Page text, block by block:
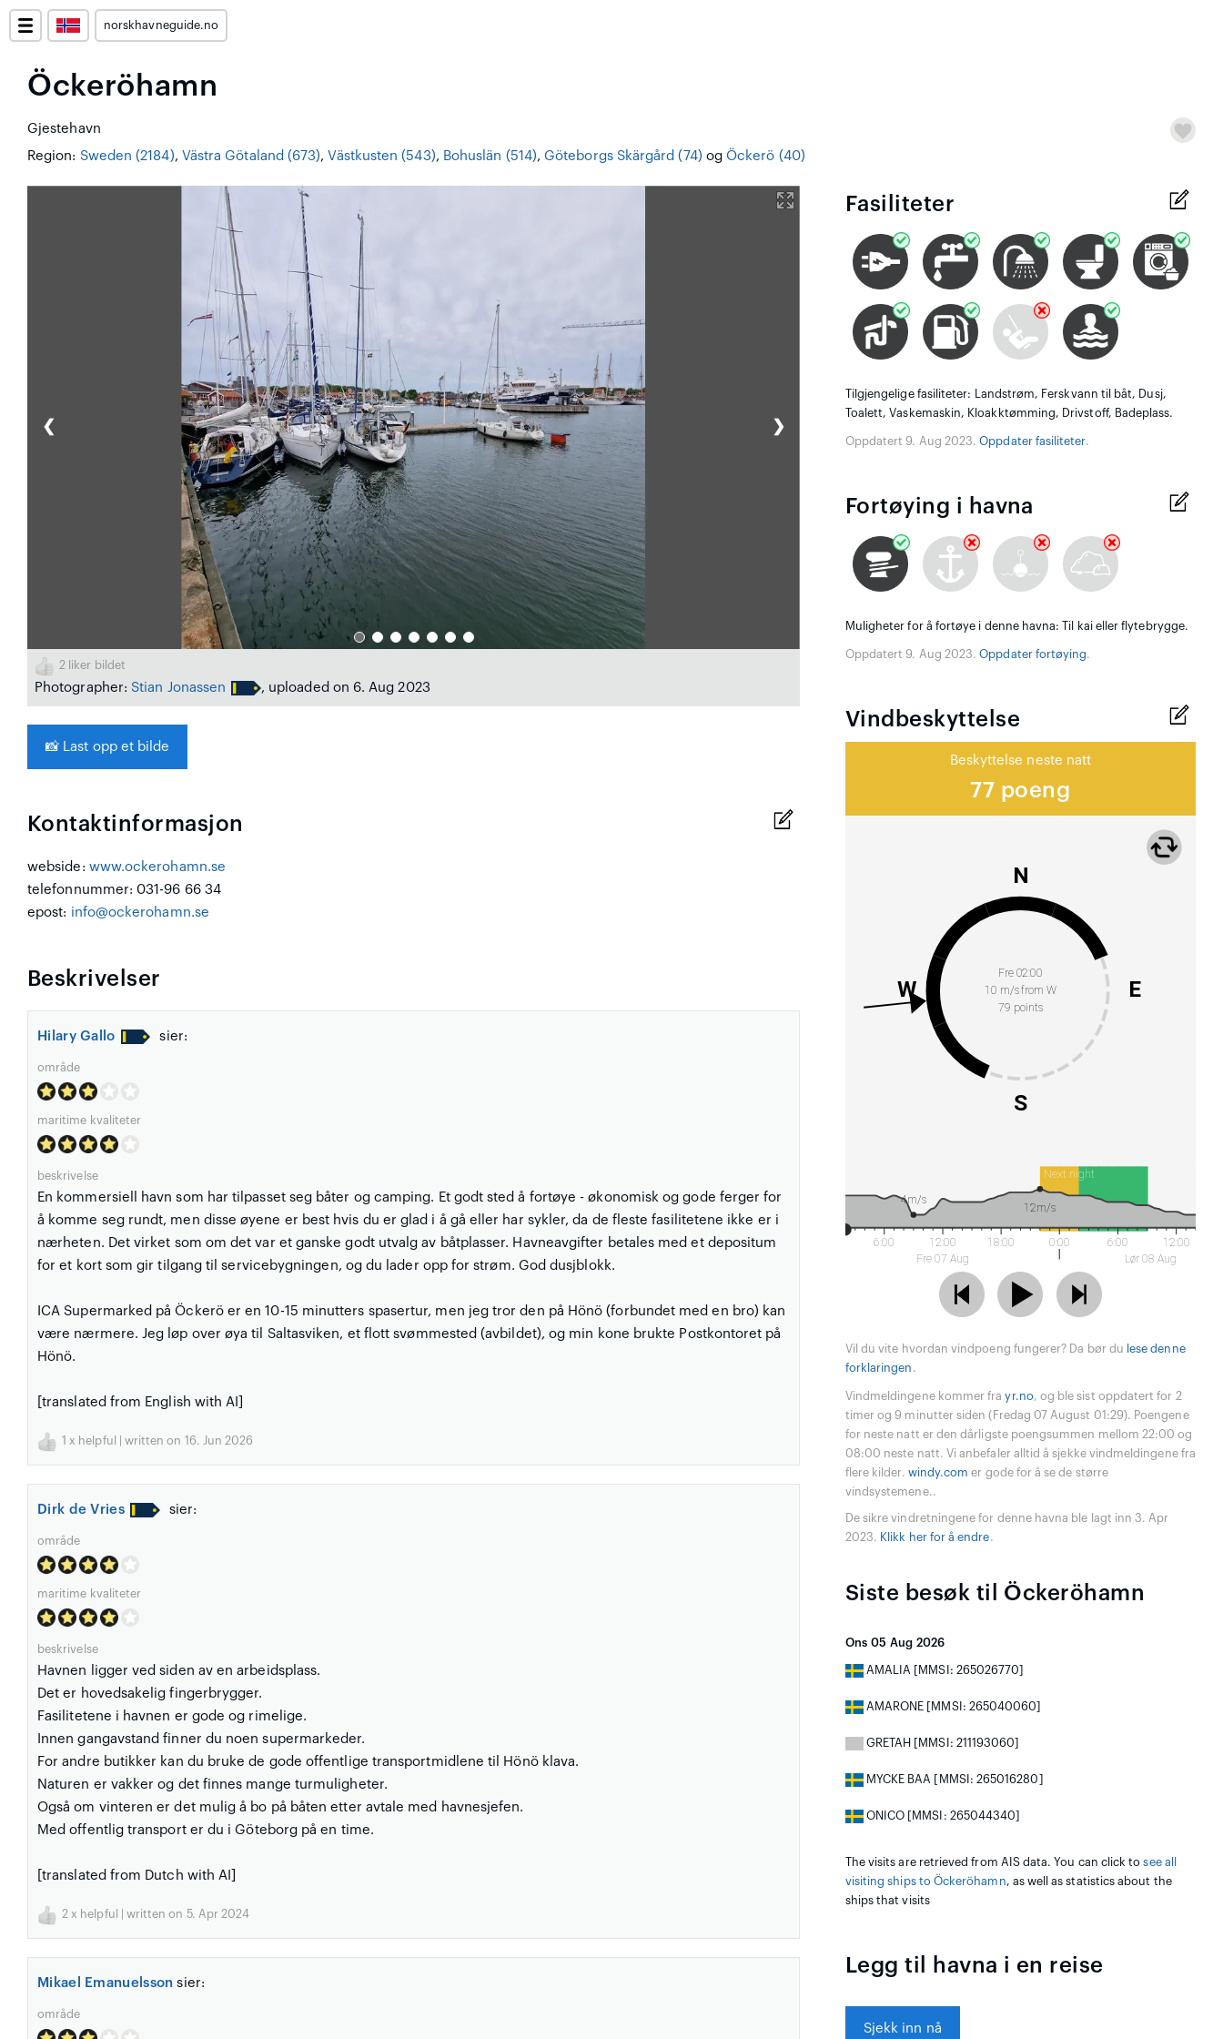
norskhavneguide.no
Öckeröhamn
Gjestehavn
Region: Sweden (2184), Västra Götaland (673), Västkusten (543), Bohuslän (514),Göteborgs Skärgård (74) ogÖckerö (40)
❮ ❯
2 liker bildet
Photographer: Stian Jonassen , uploaded on 6. Aug 2023
📸 Last opp et bilde
Kontaktinformasjon
webside: www.ockerohamn.se
telefonnummer: 031-96 66 34
epost: info@ockerohamn.se
Beskrivelser
Hilary Gallo sier:
område
maritime kvaliteter
beskrivelse
En kommersiell havn som har tilpasset seg båter og camping. Et godt sted å fortøye - økonomisk og gode ferger for
å komme seg rundt, men disse øyene er best hvis du er glad i å gå eller har sykler, da de fleste fasilitetene ikke er i
nærheten. Det virket som om det var et ganske godt utvalg av båtplasser. Havneavgifter betales med et depositum
for et kort som gir tilgang til servicebygningen, og du lader opp for strøm. God dusjblokk.
ICA Supermarked på Öckerö er en 10-15 minutters spasertur, men jeg tror den på Hönö (forbundet med en bro) kan
være nærmere. Jeg løp over øya til Saltasviken, et flott svømmested (avbildet), og min kone brukte Postkontoret på
Hönö.
[translated from English with AI]
1 x helpful | written on 16. Jun 2026
Dirk de Vries sier:
område
maritime kvaliteter
beskrivelse
Havnen ligger ved siden av en arbeidsplass.
Det er hovedsakelig fingerbrygger.
Fasilitetene i havnen er gode og rimelige.
Innen gangavstand finner du noen supermarkeder.
For andre butikker kan du bruke de gode offentlige transportmidlene til Hönö klava.
Naturen er vakker og det finnes mange turmuligheter.
Også om vinteren er det mulig å bo på båten etter avtale med havnesjefen.
Med offentlig transport er du i Göteborg på en time.
[translated from Dutch with AI]
2 x helpful | written on 5. Apr 2024
Mikael Emanuelsson sier:
område
Fasiliteter
Tilgjengelige fasiliteter: Landstrøm, Ferskvann til båt, Dusj,
Toalett, Vaskemaskin, Kloakktømming, Drivstoff, Badeplass.
Oppdatert 9. Aug 2023.Oppdater fasiliteter.
Fortøying i havna
Muligheter for å fortøye i denne havna: Til kai eller flytebrygge.
Oppdatert 9. Aug 2023.Oppdater fortøying.
Vindbeskyttelse
Beskyttelse neste natt
77 poeng
Fre 02:00
10 m/s from W
79 points
N
E
S
W
Next night
6:00
12:00
Fre 07 Aug
18:00 0:00 6:00
12:00
Lør 08 Aug
12m/s
4m/s
Vil du vite hvordan vindpoeng fungerer? Da bør du lese denne
forklaringen .
Vindmeldingene kommer frayr.no, og ble sist oppdatert for 2
timer og 9 minutter siden (Fredag 07 August 01:29). Poengene
for neste natt er den dårligste poengsummen mellom 22:00 og
08:00 neste natt. Vi anbefaler alltid å sjekke vindmeldingene fra
flere kilder. windy.com er gode for å se de større
vindsystemene..
De sikre vindretningene for denne havna ble lagt inn 3. Apr
2023. Klikk her for å endre.
Siste besøk til Öckeröhamn
Ons 05 Aug 2026
AMALIA [MMSI: 265026770]
AMARONE [MMSI: 265040060]
GRETAH [MMSI: 211193060]
MYCKE BAA [MMSI: 265016280]
ONICO [MMSI: 265044340]
The visits are retrieved from AIS data. You can click tosee all
visiting ships to Öckeröhamn, as well as statistics about the
ships that visits
Legg til havna i en reise
Sjekk inn nå